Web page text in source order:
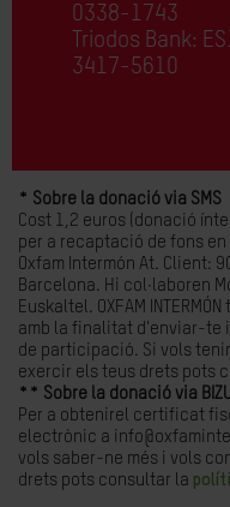
0338-1743
Triodos Bank:
3417-5610
* Sobre la donació via SMS
Cost 1,2 euros (donació
per a recaptació de fons
Oxfam Intermón At. Client:
Barcelona. Hi col·laboren
Euskaltel. OXFAM
amb la finalitat d'enviar-te
de participació. Si vols
exercir els teus drets pots
** Sobre la donació via
Per a obtenirel certificat
electrònic a
vols saber-ne més i vols
drets pots consultar la